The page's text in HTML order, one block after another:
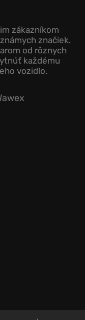
zákazníkom
značiek.
od rôznych
každému
vozidlo.